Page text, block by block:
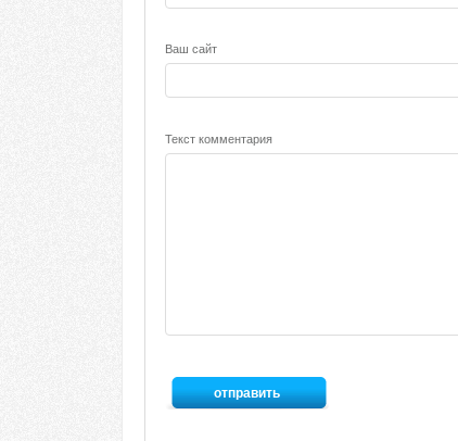
Ваш сайт
Текст комментария